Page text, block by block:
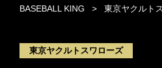
BASEBALL KING 東京ヤクルト
東京ヤクルトスワローズ